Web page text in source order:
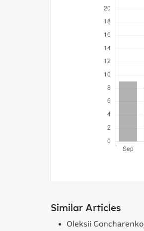
Similar Articles
Oleksii Goncharenko,